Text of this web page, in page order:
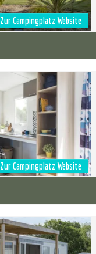
Zur Campingplatz Website
Zur Campingplatz Website